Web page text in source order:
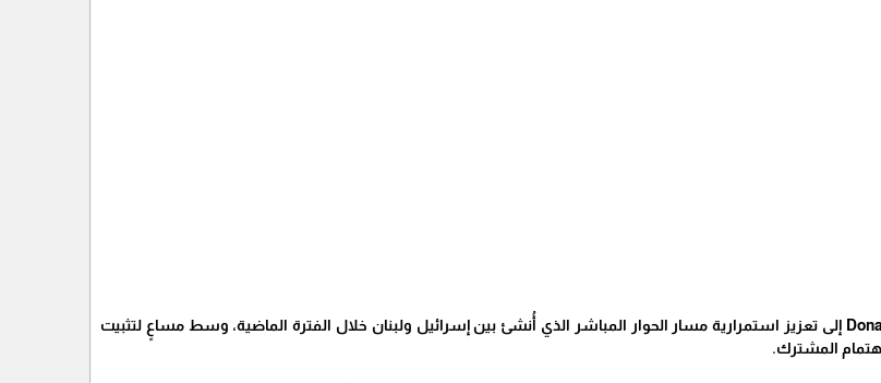
وتسعى إدارة الرئيس الأميركي Donald Trump إلى تعزيز استمرارية مسار الحوار المباشر الذي أُنشئ بين إسرائيل ولبنان خلال الفترة الماضية، وسط مساعٍ لتثبيت
المشترك.